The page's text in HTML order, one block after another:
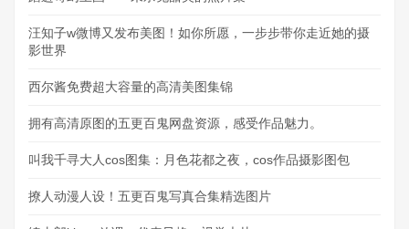
汪知子w微博又发布美图！如你所愿，一步步带你走近她的摄
影世界
西尔酱免费超大容量的高清美图集锦
拥有高清原图的五更百鬼网盘资源，感受作品魅力。
叫我千寻大人cos图集：月色花都之夜，cos作品摄影图包
撩人动漫人设！五更百鬼写真合集精选图片